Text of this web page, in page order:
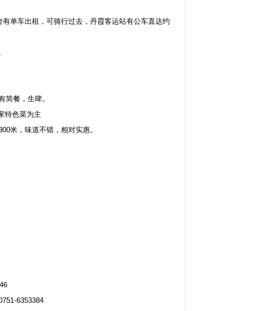
单车出租，可骑行过去，丹霞客运站有公车直达约
餐，生啤。
色菜为主
米，味道不错，相对实惠。
6353384